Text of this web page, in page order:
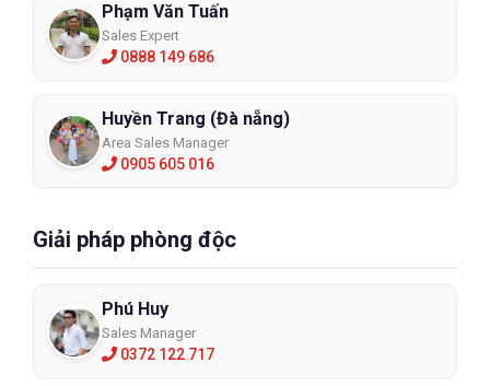
Phạm Văn Tuấn
Sales Expert
0888 149 686
Huyền Trang (Đà nẵng)
Area Sales Manager
0905 605 016
Giải pháp phòng độc
Phú Huy
Sales Manager
0372 122 717